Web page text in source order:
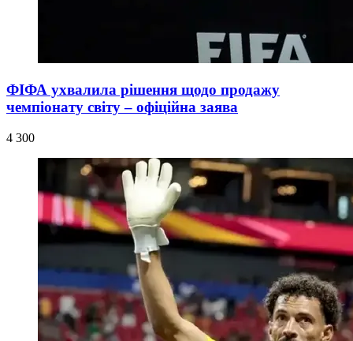
ФІФА ухвалила рішення щодо продажу
чемпіонату світу – офіційна заява
4 300